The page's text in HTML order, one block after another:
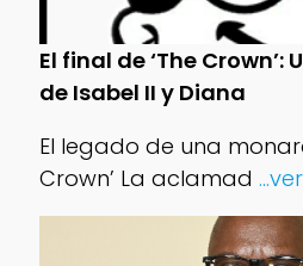
El final de ‘The Crown’:
de Isabel II y Diana
El legado de una
Crown’ La aclamad